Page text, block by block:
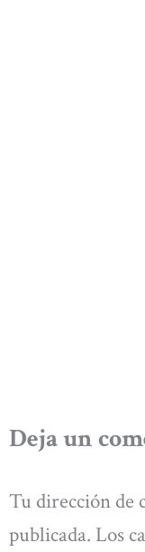
Deja un
Tu dirección de
publicada. Los